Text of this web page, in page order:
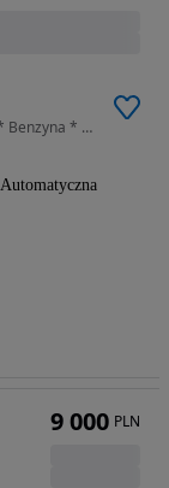
1498 cm3 • 193 KM • 4X4 napęd na wszystkie koła * Benzyna * Panorama * TOP * Kamera cofani
Automatyczna
9 000 PLN